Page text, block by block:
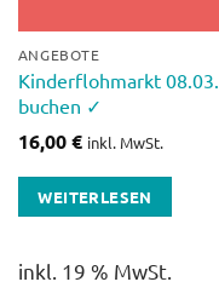
ANGEBOTE
Kinderflohmarkt
buchen ✓
16,00€ inkl. MwSt.
WEITERLESEN
inkl. 19 % MwSt.